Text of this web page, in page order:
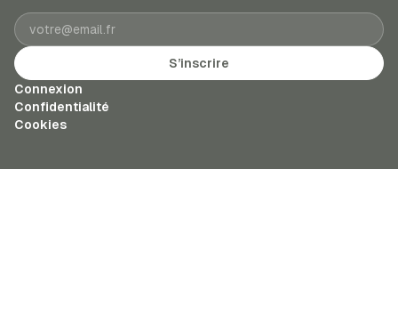
Adresse e-mail
S’inscrire
Connexion
Confidentialité
Cookies